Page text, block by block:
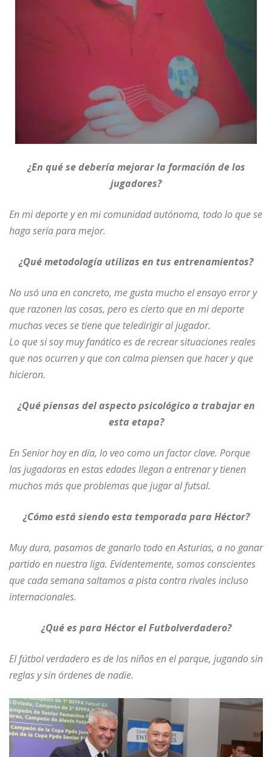
¿En qué se debería mejorar la formación de los
jugadores?
En mi deporte y en mi comunidad autónoma, todo lo que se
haga sería para mejor.
¿Qué metodología utilizas en tus entrenamientos?
No usó una en concreto, me gusta mucho el ensayo error y
que razonen las cosas, pero es cierto que en mi deporte
muchas veces se tiene que teledirigir al jugador.
Lo que si soy muy fanático es de recrear situaciones reales
que nos ocurren y que con calma piensen que hacer y que
hicieron.
¿Qué piensas del aspecto psicológico a trabajar en
esta etapa?
En Senior hoy en día, lo veo como un factor clave. Porque
las jugadoras en estas edades llegan a entrenar y tienen
muchos más que problemas que jugar al futsal.
¿Cómo está siendo esta temporada para Héctor?
Muy dura, pasamos de ganarlo todo en Asturias, a no ganar
partido en nuestra liga. Evidentemente, somos conscientes
que cada semana saltamos a pista contra rivales incluso
internacionales.
¿Qué es para Héctor el Futbolverdadero?
El fútbol verdadero es de los niños en el parque, jugando sin
reglas y sin órdenes de nadie.